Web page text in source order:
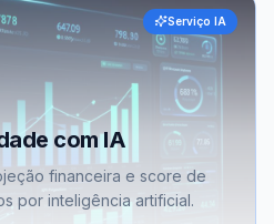
Serviço IA
com IA
financeira e score de
por inteligência artificial.